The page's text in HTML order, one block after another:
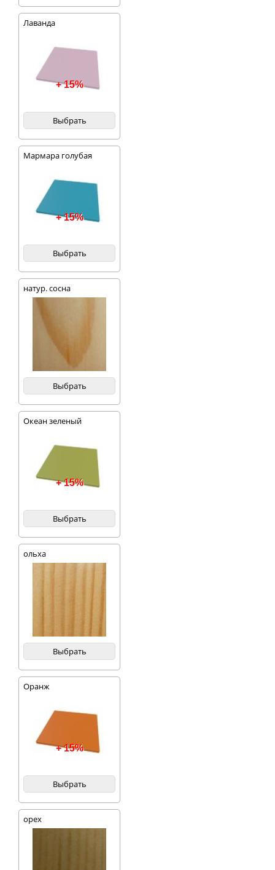
Лаванда
+ 15%
Выбрать
Мармара голубая
+ 15%
Выбрать
натур. сосна
Выбрать
Океан зеленый
+ 15%
Выбрать
ольха
Выбрать
Оранж
+ 15%
Выбрать
орех